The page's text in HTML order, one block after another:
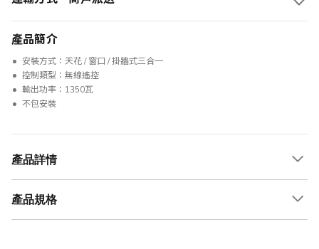
產品簡介
安裝方式：天花 / 窗口 / 掛牆式三合一
控制類型：無線遙控
輸出功率：1350瓦
不包安裝
產品詳情
產品規格